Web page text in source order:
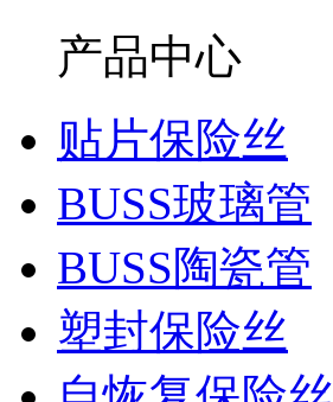
产品中心
贴片保险丝
BUSS玻璃管
BUSS陶瓷管
塑封保险丝